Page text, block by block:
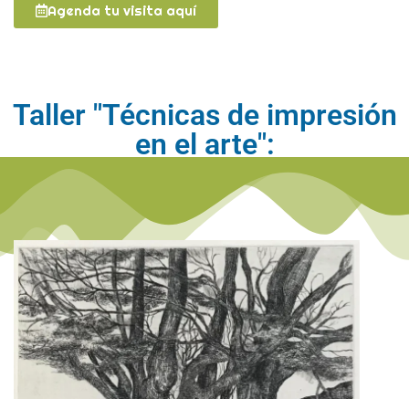
Agenda tu visita aquí
Taller "Técnicas de impresión
en el arte":